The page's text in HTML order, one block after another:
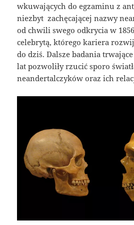
wkuwających do egzaminu z
niezbyt zachęcającej nazwy
od chwili swego odkrycia w
celebrytą, którego kariera
do dziś. Dalsze badania
lat pozwoliły rzucić sporo
neandertalczyków oraz ich